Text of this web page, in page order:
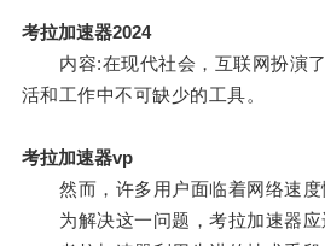
考拉加速器2024
内容:在现代社会，互联网扮演了
活和工作中不可缺少的工具。
考拉加速器vp
然而，许多用户面临着网络速度
为解决这一问题，考拉加速器应